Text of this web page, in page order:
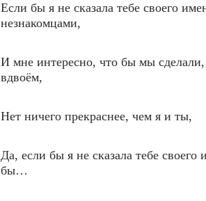
Если бы я не сказала тебе своего
незнакомцами,
И мне интересно, что бы мы
вдвоём,
Нет ничего прекраснее, чем я и ты,
Да, если бы я не сказала тебе
бы…